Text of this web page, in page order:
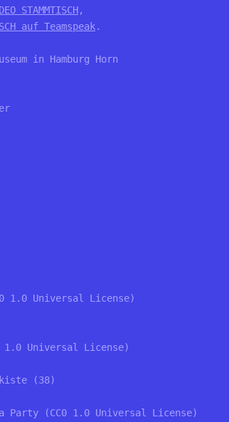
STAMMTISCH,
auf Teamspeak.
in Hamburg Horn
1.0 Universal License)
Universal License)
(38)
Party (CC0 1.0 Universal License)